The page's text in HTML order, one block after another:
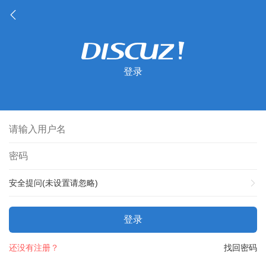
登录
安全提问(未设置请忽略)
登录
找回密码
还没有注册？